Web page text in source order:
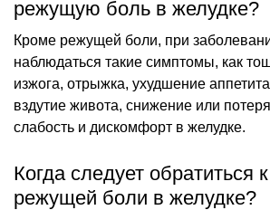
режущую боль в желудке?
Кроме режущей боли, при
наблюдаться такие симптомы, как
изжога, отрыжка, ухудшение
вздутие живота, снижение или
слабость и дискомфорт в желудке.
Когда следует обратиться
режущей боли в желудке?